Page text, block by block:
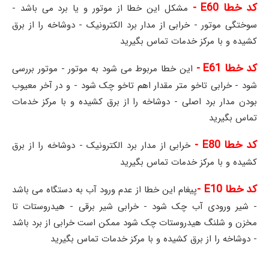
کد خطا E60 -
مشکل این خطا از موتور و یا برد می باشد -
سوختگی موتور - خرابی از مدار برد الکترونیک - دوشاخه را از برق
کشیده و با مرکز خدمات تماس بگیرید
کد خطا E61 -
این خطا مربوط می شود به موتور - موتور بررسی
شود - خرابی تاخو متر مقدار اهم تاخو چک شود - و در آخر معیوب
بودن مدار برد اصلی - دوشاخه را از برق کشیده و با مرکز خدمات
تماس بگیرید
کد خطا E80 -
خرابی از مدار برد الکترونیک - دوشاخه را از برق
کشیده و با مرکز خدمات تماس بگیرید
کد خطا E10 -
پیغام این خطا از عدم ورود آب به دستگاه می باشد
- شیر ورودی آب چک شود - خرابی شیر برقی - هیدروستات تا
مخزن و شلنگ هیدروستات چک شود ممکن است خرابی از برد باشد
- دوشاخه را از برق کشیده و با مرکز خدمات تماس بگیرید